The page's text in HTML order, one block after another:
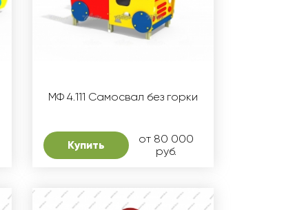
МФ 4.111 Самосвал без горки
Купить
от 80 000
руб.